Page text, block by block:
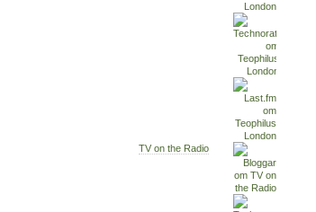
TV on the Radio